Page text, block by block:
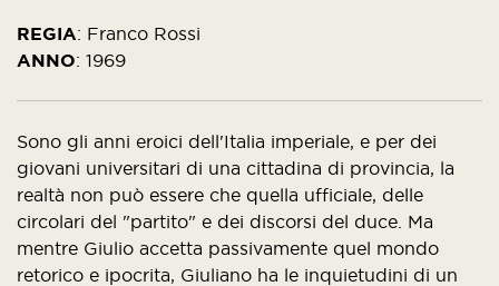
REGIA: Franco Rossi
ANNO: 1969
Sono gli anni eroici dell'Italia imperiale, e per dei
giovani universitari di una cittadina di provincia, la
realtà non può essere che quella ufficiale, delle
circolari del "partito" e dei discorsi del duce. Ma
mentre Giulio accetta passivamente quel mondo
retorico e ipocrita, Giuliano ha le inquietudini di un